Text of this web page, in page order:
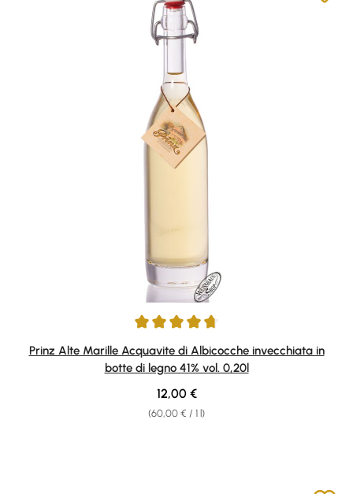
Average rating of 4.87 out of 5 stars
Prinz Alte Marille Acquavite di Albicocche invecchiata in
botte di legno 41% vol. 0,20l
(60,00 € / 1 l)
Regular price:
12,00 €